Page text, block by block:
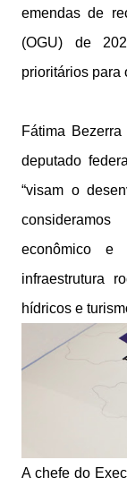
emendas de
(OGU) de
prioritários para
Fátima
deputado
“visam o
econômico e
infraestrutura
hídricos e
A chefe do